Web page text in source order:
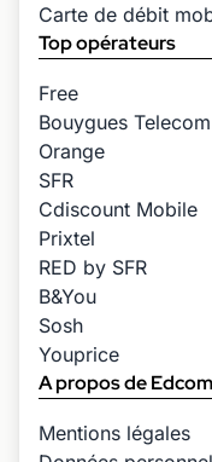
Carte de débit
Top opérateurs
Free
Bouygues Telecom
Orange
SFR
Cdiscount Mobile
Prixtel
RED by SFR
B&You
Sosh
Youprice
A propos de Edcom
Mentions légales